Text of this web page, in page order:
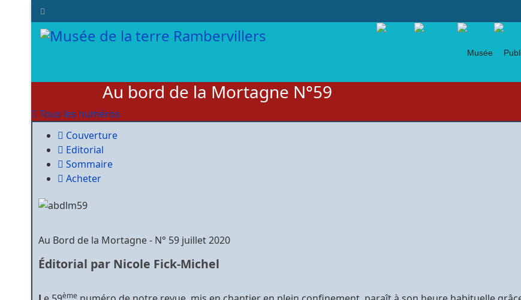
Au bord de la Mortagne N°59
Tous les numéros
Couverture
Editorial
Sommaire
Acheter
Au Bord de la Mortagne - N° 59 juillet 2020
Éditorial par Nicole Fick-Michel
ème